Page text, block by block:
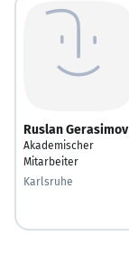
Ruslan Gerasimov
Akademischer
Mitarbeiter
Karlsruhe